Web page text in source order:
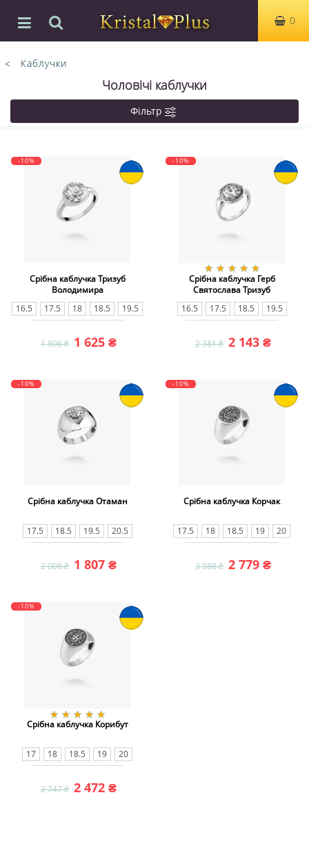
0
Каблучки
Чоловічі каблучки
Фільтр
-10%
Срібна каблучка Тризуб
Володимира
16.5
17.5 18 18.5
19.5
1 806 ₴ 1 625 ₴
-10%
Срібна каблучка Герб
Святослава Тризуб
16.5
17.5 18.5
19.5
2 381 ₴ 2 143 ₴
-10%
Срібна каблучка Отаман
17.5 18.5 19.5 20.5
2 008 ₴ 1 807 ₴
-10%
Срібна каблучка Корчак
17.5 18 18.5 19
20
3 088 ₴ 2 779 ₴
-10%
Срібна каблучка Корибут
17 18 18.5 19
20
2 747 ₴ 2 472 ₴